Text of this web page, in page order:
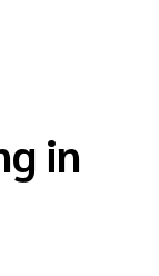
in